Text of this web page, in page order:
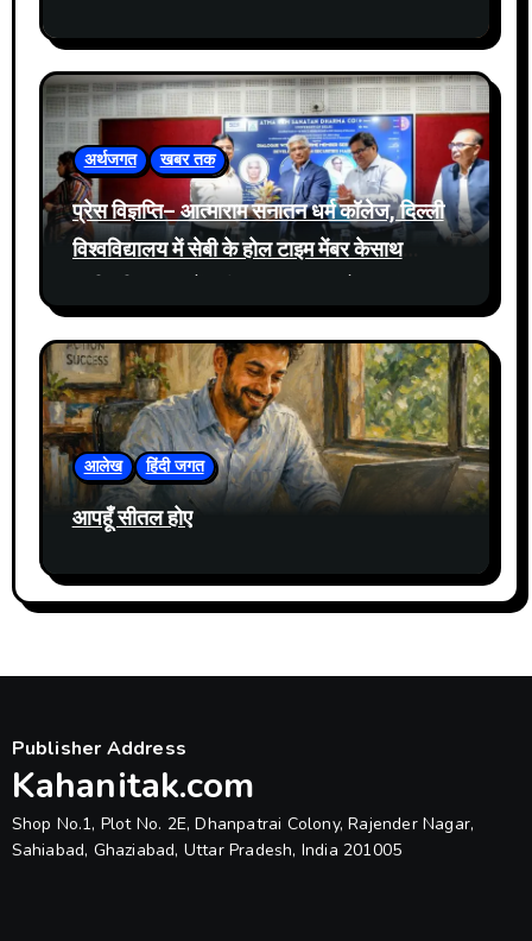
अर्थजगत खबर तक
प्रेस विज्ञप्ति– आत्माराम सनातन धर्म कॉलेज, दिल्ली
विश्वविद्यालय में सेबी के होल टाइम मेंबर केसाथ
आयोजित
आलेख हिंदी जगत
आपहूँ सीतल होए
Publisher Address
Kahanitak.com
Shop No.1, Plot No. 2E, Dhanpatrai Colony, Rajender Nagar,
Sahiabad, Ghaziabad, Uttar Pradesh, India 201005